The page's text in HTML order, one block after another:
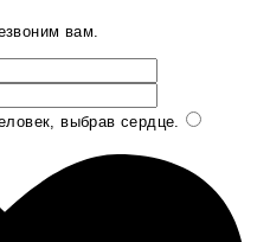
вам.
выбрав сердце.